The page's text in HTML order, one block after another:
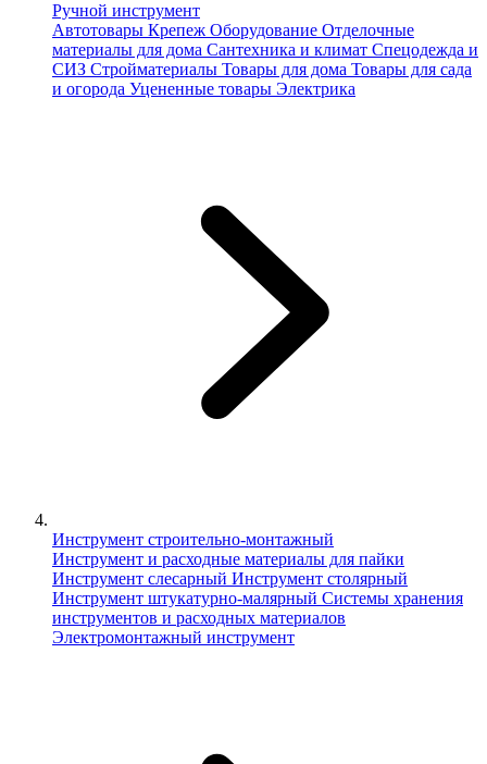
Ручной инструмент
Автотовары Крепеж Оборудование Отделочные
материалы для дома Сантехника и климат Спецодежда и
СИЗ Стройматериалы Товары для дома Товары для сада
и огорода Уцененные товары Электрика
Инструмент строительно-монтажный
Инструмент и расходные материалы для пайки
Инструмент слесарный Инструмент столярный
Инструмент штукатурно-малярный Сиcтемы хранения
инструментов и расходных материалов
Электромонтажный инструмент